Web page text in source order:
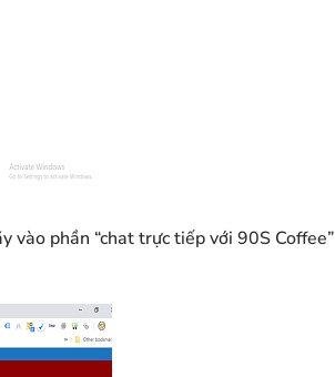
phần “chat trực tiếp với 90S Coffee”